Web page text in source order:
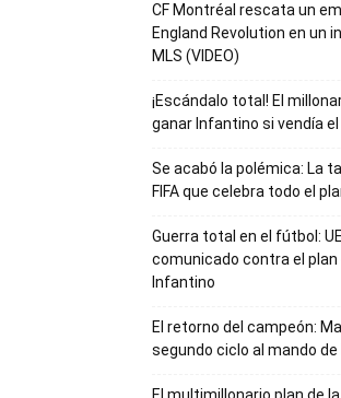
CF Montréal rescata un
England Revolution en un
MLS (VIDEO)
¡Escándalo total! El
ganar Infantino si vendía el
Se acabó la polémica: La
FIFA que celebra todo el
Guerra total en el fútbol:
comunicado contra el
Infantino
El retorno del campeón:
segundo ciclo al mando de